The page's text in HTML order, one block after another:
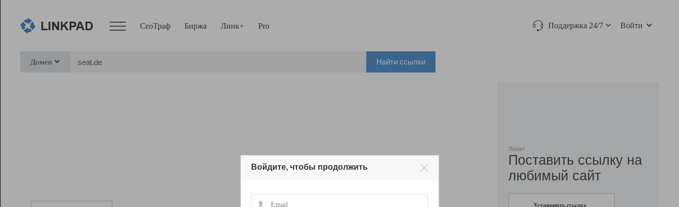
СеоТраф Биржа Линк+ Pro Поддержка 24/7 Войти
Домен Найти ссылки
Линк+
Поставить ссылку на
любимый сайт
Войдите, чтобы продолжить
Email